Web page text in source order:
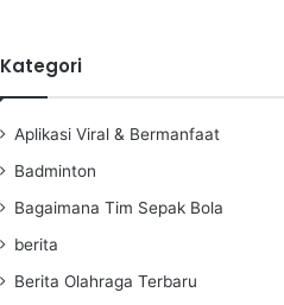
Kategori
Aplikasi Viral & Bermanfaat
Badminton
Bagaimana Tim Sepak Bola
berita
Berita Olahraga Terbaru